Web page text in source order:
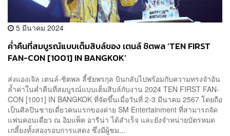
5 มีนาคม 2024
ค่ำคืนที่สมบูรณ์แบบเต็มสิบล์ของ เตนล์ ชิตพล ‘TEN FIRST
FAN-CON [1001] IN BANGKOK’
ส่งแองเจิล เตนล์-ชิตพล ลี้ชัยพรกุล บินกลับไปพร้อมกับความทรงจำอัน
ล้ำค่าในค่ำคืนที่สมบูรณ์แบบเต็มสิบล์กับงาน 2024 TEN FIRST FAN-
CON [1001] IN BANGKOK ที่จัดขึ้นเมื่อวันที่ 2-3 มีนาคม 2567 โดยถือ
เป็นศิลปินชายเดี่ยวคนแรกของค่าย SM Entertainment ที่สามารถจัด
แฟนคอนเดี่ยว ณ อิมแพ็ค อารีน่า ได้สำเร็จ และยังจำหน่ายบัตรหมด
เกลี้ยงทั้งสองรอบการแสดง ซึ่งมีผู้ชม...